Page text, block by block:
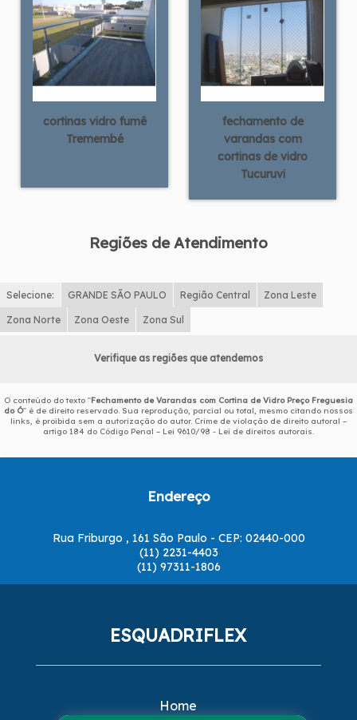
cortinas vidro fumê
Tremembé
fechamento de
varandas com
cortinas de vidro
Tucuruvi
Regiões de Atendimento
Selecione: GRANDE SÃO PAULO Região Central Zona Leste
Zona Norte Zona Oeste Zona Sul
Verifique as regiões que atendemos
O conteúdo do texto "Fechamento de Varandas com Cortina de Vidro Preço Freguesia
do Ó" é de direito reservado. Sua reprodução, parcial ou total, mesmo citando nossos
links, é proibida sem a autorização do autor. Crime de violação de direito autoral –
artigo 184 do Código Penal – Lei 9610/98 - Lei de direitos autorais
Endereço
Rua Friburgo , 161 São Paulo - CEP: 02440-000
(11) 2231-4403
(11) 97311-1806
ESQUADRIFLEX
Home